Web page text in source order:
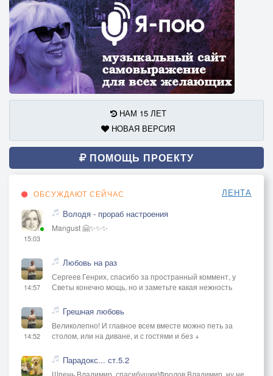
НАМ 15 ЛЕТ
НОВАЯ ВЕРСИЯ
ПОМОЩЬ ПРОЕКТУ
ОБСУЖДАЮТ СЕЙЧАС ЛЕНТА
15:03
Володя - прораб настроения
Mangust 🤗✨✨✨
14:57
Любовь на раз
Сергеев Генрих, спасибо за пространный коммент, у
Светы конечно мощь, но и заметьте какая нежность
14:52
Грешная любовь
Великолепно! И главное всем вместе можно петь за
столом, или на диване, и с гостями и без +
Парадокс... ст.5.2
Шпень Владимир, спасибушки!Фролов Владимир, ну не